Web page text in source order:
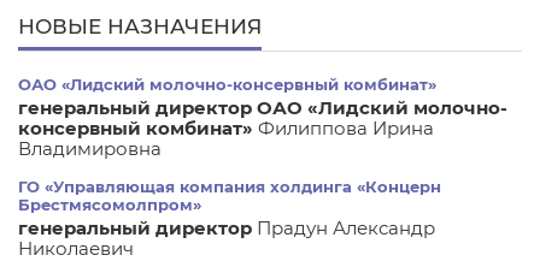
НОВЫЕ НАЗНАЧЕНИЯ
ОАО «Лидский молочно-консервный комбинат»
генеральный директор ОАО «Лидский молочно-
консервный комбинат» Филиппова Ирина
Владимировна
ГО «Управляющая компания холдинга «Концерн
Брестмясомолпром»
генеральный директор Прадун Александр
Николаевич